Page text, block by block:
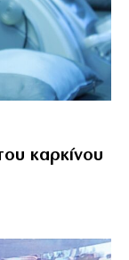
καρκίνου